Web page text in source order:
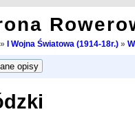
» I Wojna Światowa (1914-18r.)»